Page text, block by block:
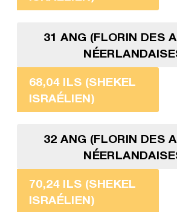
31 ANG (FLORIN DES
68,04 ILS (SHEKEL
ISRAÉLIEN)
32 ANG (FLORIN DES
70,24 ILS (SHEKEL
ISRAÉLIEN)